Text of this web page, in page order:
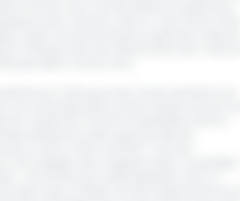
einher, auch weil die Einfuhren bestimmter
aus der Ukraine in die EU in den Jahren 2022
Dieser Schutzmechanismus garantiert, dass bei
EU-Marktes oder der Märkte eines oder
geschaffen werden kann.
in Bezug auf die Ukraine bestehen seit
sich eindeutig positiv auf den Handel zwischen
Zusammen mit den Solidaritätskorridoren
dafür gesorgt, dass die
in die EU 2022 und 2023 – trotz der
und entgegen dem insgesamt stark rückläufigen
– bemerkenswert stabil geblieben sind. Im
davor beliefen sich die Gesamteinfuhren